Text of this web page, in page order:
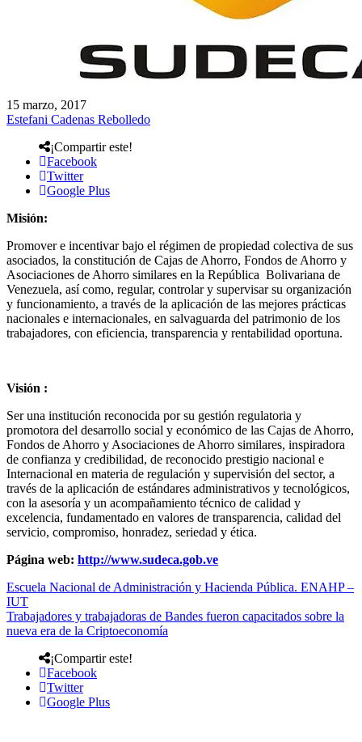
15 marzo, 2017
Estefani Cadenas Rebolledo
¡Compartir este!
Facebook
Twitter
Google Plus
Misión:
Promover e incentivar bajo el régimen de propiedad colectiva de sus
asociados, la constitución de Cajas de Ahorro, Fondos de Ahorro y
Asociaciones de Ahorro similares en la República Bolivariana de
Venezuela, así como, regular, controlar y supervisar su organización
y funcionamiento, a través de la aplicación de las mejores prácticas
nacionales e internacionales, en salvaguarda del patrimonio de los
trabajadores, con eficiencia, transparencia y rentabilidad oportuna.
Visión :
Ser una institución reconocida por su gestión regulatoria y
promotora del desarrollo social y económico de las Cajas de Ahorro,
Fondos de Ahorro y Asociaciones de Ahorro similares, inspiradora
de confianza y credibilidad, de reconocido prestigio nacional e
Internacional en materia de regulación y supervisión del sector, a
través de la aplicación de estándares administrativos y tecnológicos,
con la asesoría y un acompañamiento técnico de calidad y
excelencia, fundamentado en valores de transparencia, calidad del
servicio, compromiso, honradez, seriedad y ética.
Página web: http://www.sudeca.gob.ve
Escuela Nacional de Administración y Hacienda Pública. ENAHP –
IUT
Trabajadores y trabajadoras de Bandes fueron capacitados sobre la
nueva era de la Criptoeconomía
¡Compartir este!
Facebook
Twitter
Google Plus